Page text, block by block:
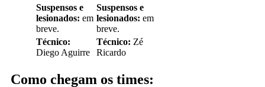
Suspensos e
lesionados: em
breve.
Suspensos e
lesionados: em
breve.
Técnico:
Diego Aguirre
Técnico: Zé
Ricardo
Como chegam os times: